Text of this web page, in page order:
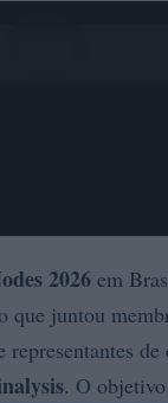
2026 em
que juntou
. O